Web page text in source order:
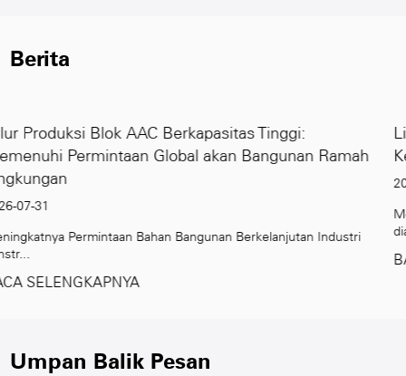
Berita
Ramah
Industri
Lini Produksi Blok AAC: Semua yang
Ketahui untuk Tahun 2026
Memahami Teknologi Produksi Blok AAC Beton
diautoklaf at...
Umpan Balik Pesan